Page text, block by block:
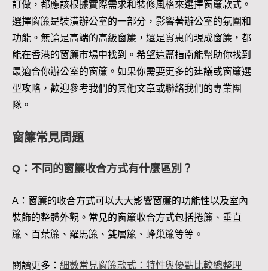
訂做，都應該根據實際需求和裝修風格來選擇窗簾款式。
選擇窗簾是裝潢辦公室的一部分，影響著辦公室的氛圍和
功能。無論是高端的高級窗簾，還是實惠的現成窗簾，都
能在香港的窗簾市場中找到。希望這篇指南能幫助你找到
最適合你辦公室的窗簾。如果你需要更多的建議或窗簾選
型攻略，歡迎參考我們的其他文章或聯絡我們的專業團
隊。
窗簾常見問題
Q：不同的窗簾收合方式有什麼區別？
A：窗簾的收合方式可以大大影響窗簾的功能性以及室內
裝飾的整體外觀。常見的窗簾收合方式包括捲簾、垂直
簾、百葉簾、羅馬簾、雙層簾、蜂巢簾等等。
閱讀更多： 細數常見窗簾款式：特性與優點比較總整理